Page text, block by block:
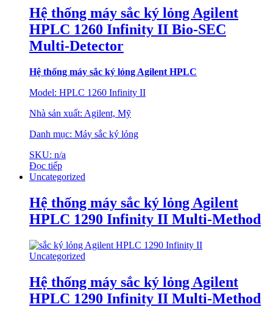
Hệ thống máy sắc ký lỏng Agilent
HPLC 1260 Infinity II Bio-SEC
Multi-Detector
Hệ thống máy sắc ký lỏng Agilent HPLC
Model: HPLC 1260 Infinity II
Nhà sản xuất: Agilent, Mỹ
Danh mục: Máy sắc ký lỏng
SKU: n/a
Đọc tiếp
Uncategorized
Hệ thống máy sắc ký lỏng Agilent
HPLC 1290 Infinity II Multi-Method
Uncategorized
Hệ thống máy sắc ký lỏng Agilent
HPLC 1290 Infinity II Multi-Method